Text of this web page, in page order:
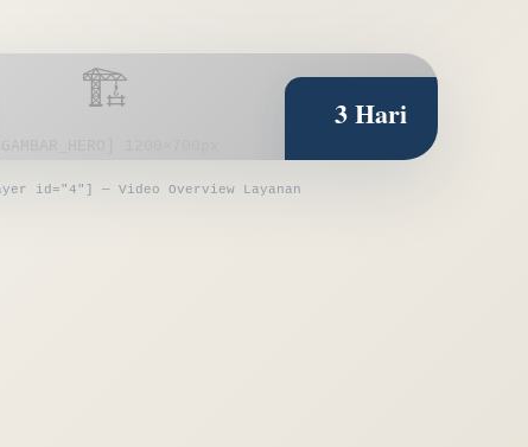
3 Hari
id="4"] — Video Overview Layanan